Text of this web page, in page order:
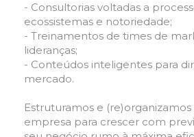
- Consultorias voltadas a
ecossistemas e notoriedade;
- Treinamentos de times de
lideranças;
- Conteúdos inteligentes para
mercado.
Estruturamos e (re)organizamos
empresa para crescer com